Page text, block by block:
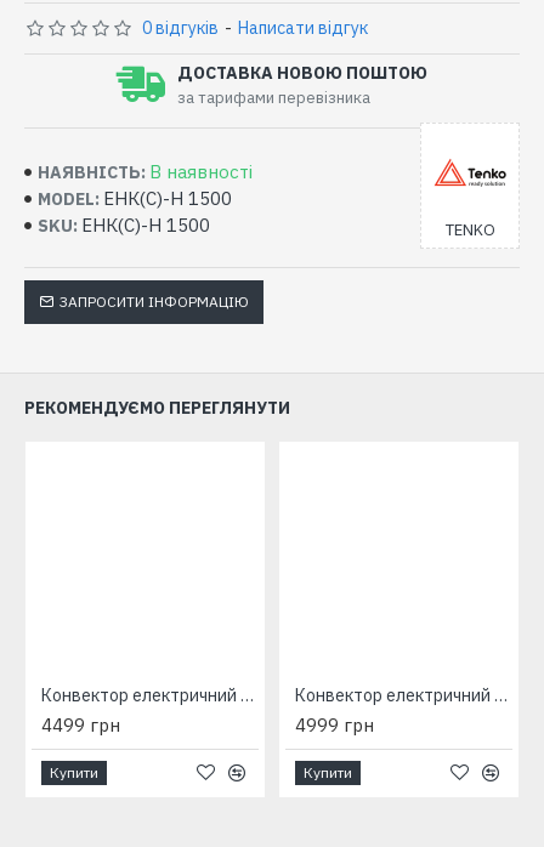
НАЯВНІСТЬ: В наявності
MODEL: ЕНК(С)-Н 1500
SKU: ЕНК(С)-Н 1500 TENKO
0 відгуків - Написати відгук
ДОСТАВКА НОВОЮ ПОШТОЮ
за тарифами перевізника
ЗАПРОСИТИ ІНФОРМАЦІЮ
РЕКОМЕНДУЄМО ПЕРЕГЛЯНУТИ
Конвектор електричний Atlantic Altis Eco Boost 3 Wi-Fi CHG-BD1/Wi-Fi 1000W
4499 грн
Купити
Конвектор електричний Atlantic Altis Eco Boost 3 Wi-Fi CHG-BD1/Wi-Fi 1500W
4999 грн
Купити